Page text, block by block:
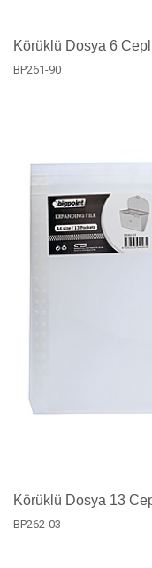
Körüklü Dosya 6
BP261-90
Körüklü Dosya 13
BP262-03